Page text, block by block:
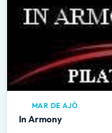
MAR DE AJÓ
In Armony